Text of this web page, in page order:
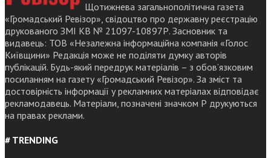
Щотижнева загальнополітична газета
«Громадський Ревізор», свідоцтво про державну реєстрацію
друкованого ЗМІ КВ № 21097-10897Р. Засновник та
видавець: ТОВ «Незалежна інформаційна компанія «Голос
Київщини» Редакція може не поділяти думку авторів
публікацій. Будь-який передрук матеріалів – з обов’язковим
посиланням на газету «Громадський Ревізор». За зміст та
достовірність інформації у рекламних матеріалах відповідає
рекламодавець. Матеріали, позначені значком Р друкуються
на правах реклами.
# TRENDING